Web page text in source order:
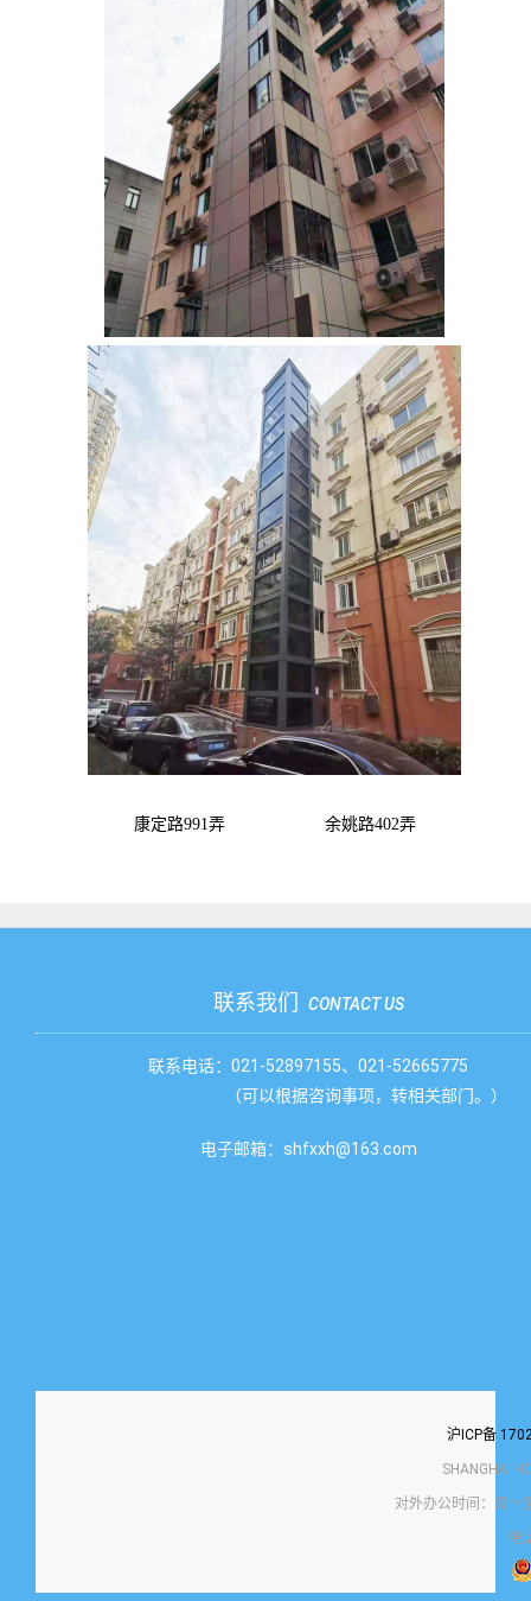
康定路991弄 余姚路402弄
联系我们 CONTACT US
联系电话：021-52897155、021-52665775
（可以根据咨询事项，转相关部门。）
电子邮箱：shfxxh@163.com
沪ICP备
SHANGHAI
对外办公时间：周
电